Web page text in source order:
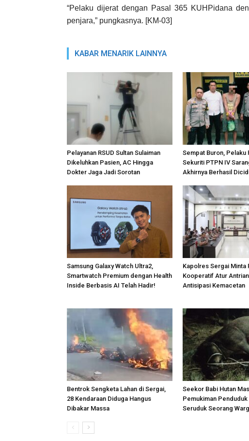
“Pelaku dijerat dengan Pasal 365 KUHPidana
penjara,” pungkasnya. [KM-03]
KABAR MENARIK LAINNYA
Pelayanan RSUD Sultan Sulaiman
Dikeluhkan Pasien, AC Hingga
Dokter Jaga Jadi Sorotan
Sempat Buron, Pelaku
Sekuriti PTPN IV
Akhirnya Berhasil
Samsung Galaxy Watch Ultra2,
Smartwatch Premium dengan Health
Inside Berbasis AI Telah Hadir!
Kapolres Sergai Minta
Kooperatif Atur
Antisipasi Kemacetan
Bentrok Sengketa Lahan di Sergai,
28 Kendaraan Diduga Hangus
Dibakar Massa
Seekor Babi Hutan
Pemukiman Penduduk
Seruduk Seorang